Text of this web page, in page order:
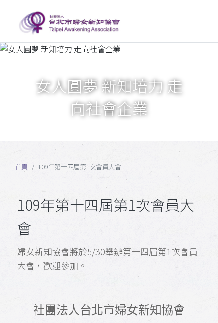
女人圓夢 新知培力 走
向社會企業
首頁 109年第十四屆第1次會員大會
109年第十四屆第1次會員大
會
婦女新知協會將於5/30舉辦第十四屆第1次會員
大會，歡迎參加。
社團法人台北市婦女新知協會